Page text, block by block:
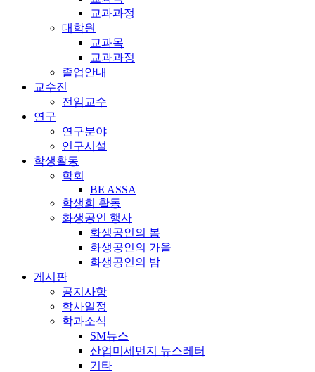
교과과정
대학원
교과목
교과과정
졸업안내
교수진
전임교수
연구
연구분야
연구시설
학생활동
학회
BE ASSA
학생회 활동
화생공인 행사
화생공인의 봄
화생공인의 가을
화생공인의 밤
게시판
공지사항
학사일정
학과소식
SM뉴스
산업미세먼지 뉴스레터
기타